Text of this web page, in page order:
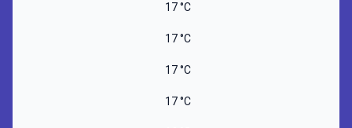
17 °C
17 °C
17 °C
17 °C